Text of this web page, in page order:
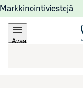
Markkinointiviestejä
Avaa